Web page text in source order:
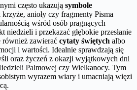
często ukazują symbole
krzyże, anioły czy fragmenty Pisma
wśród osób pragnących
niedzieli i przekazać głębokie przesłanie
również zawierać cytaty świętych albo
i wartości. Idealnie sprawdzają się
oraz życzeń z okazji wyjątkowych dni
Palmowej czy Wielkanocy. Tym
wyrazem wiary i umacniają więzi